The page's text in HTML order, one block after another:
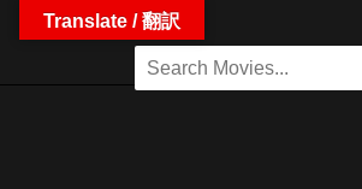
Translate / 翻訳